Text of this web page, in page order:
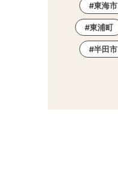
東海市
東浦町
半田市